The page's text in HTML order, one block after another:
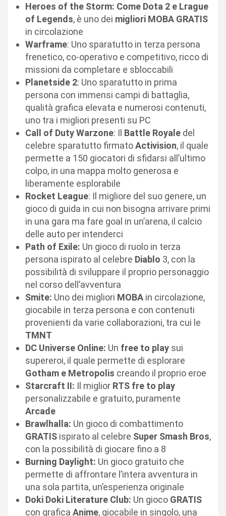
Heroes of the Storm: Come Dota 2 e Lrague
of Legends, è uno dei migliori MOBA GRATIS
in circolazione
Warframe: Uno sparatutto in terza persona
frenetico, co-operativo e competitivo, ricco di
missioni da completare e sbloccabili
Planetside 2: Uno sparatutto in prima
persona con immensi campi di battaglia,
qualità grafica elevata e numerosi contenuti,
uno tra i migliori presenti su PC
Call of Duty Warzone: Il Battle Royale del
celebre sparatutto firmatoActivision, il quale
permette a 150 giocatori di sfidarsi all’ultimo
colpo, in una mappa molto generosa e
liberamente esplorabile
Rocket League: Il migliore del suo genere, un
gioco di guida in cui non bisogna arrivare primi
in una gara ma fare goal in un’arena, il calcio
delle auto per intenderci
Path of Exile: Un gioco di ruolo in terza
persona ispirato al celebre Diablo 3, con la
possibilità di sviluppare il proprio personaggio
nel corso dell’avventura
Smite: Uno dei migliori MOBA in circolazione,
giocabile in terza persona e con contenuti
provenienti da varie collaborazioni, tra cui le
TMNT
DC Universe Online: Un free to play sui
supereroi, il quale permette di esplorare
Gotham e Metropolis creando il proprio eroe
Starcraft II: Il miglior RTS fre to play
personalizzabile e gratuito, puramente
Arcade
Brawlhalla: Un gioco di combattimento
GRATIS ispirato al celebre Super Smash Bros,
con la possibilità di giocare fino a 8
Burning Daylight: Un gioco gratuito che
permette di affrontare l’intera avventura in
una sola partita, un’esperienza originale
Doki Doki Literature Club: Un gioco GRATIS
con grafica Anime, giocabile in singolo, una